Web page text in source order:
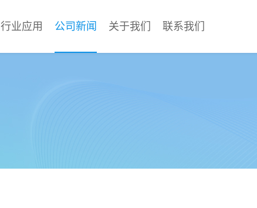
行业应用 公司新闻 关于我们 联系我们